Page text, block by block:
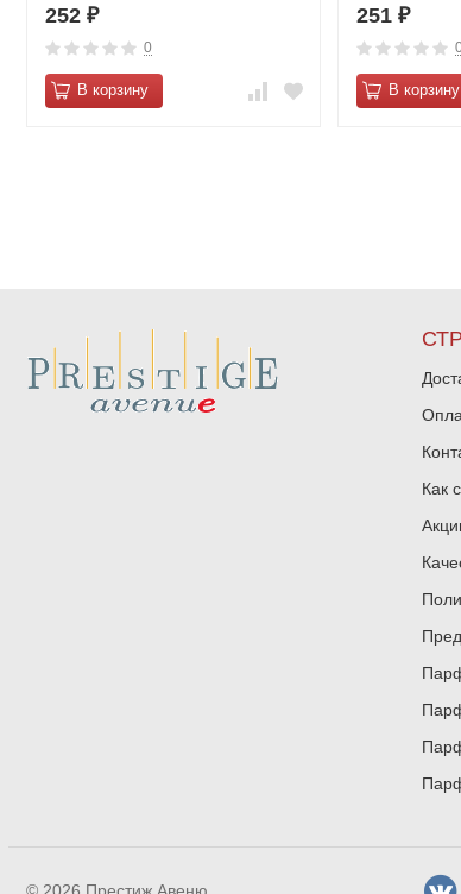
252 ₽
0
В корзину
251 ₽
В корзину
Как